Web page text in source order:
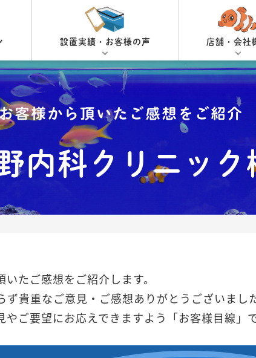
設置実績・お客様の声 店舗・会社
客様から頂いたご感想をご紹介
内科クリニック
たご感想をご紹介します。
貴重なご意見・ご感想ありがとうございまし
ご要望にお応えできますよう「お客様目線」